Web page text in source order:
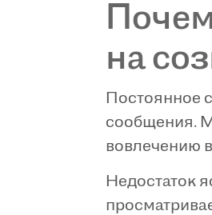
на
Постоянное
сообщения.
вовлечению
Недостаток